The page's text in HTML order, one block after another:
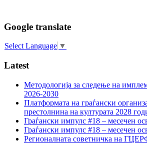
Google translate
Select Language ▼
Latest
Методологија за следење на
2026-2030
Платформата на граѓански
престолнина на културата 2028
Граѓански импулс #18 – месечен
Граѓански импулс #18 – месечен
Регионалната советничка на